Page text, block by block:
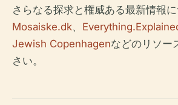
さらなる探求と権威ある最新情報に
Mosaiske.dk、
Jewish Copenhagenなどのリソー
さい。